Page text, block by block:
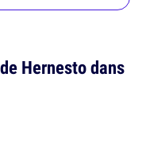
Hernesto dans